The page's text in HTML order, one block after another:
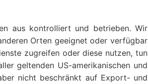
aus kontrolliert und betrieben. Wir
Orten geeignet oder verfügbar
zugreifen oder diese nutzen, tun
geltenden US-amerikanischen und
nicht beschränkt auf Export- und